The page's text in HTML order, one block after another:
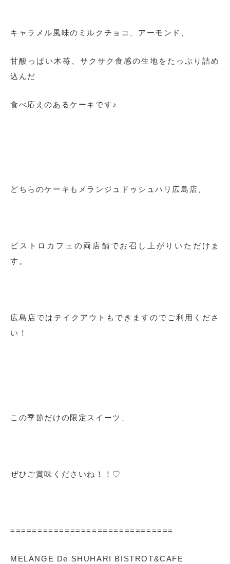
キャラメル風味のミルクチョコ、アーモンド、
甘酸っぱい木苺、サクサク食感の生地をたっぷり詰め
込んだ
食べ応えのあるケーキです♪
どちらのケーキもメランジュドゥシュハリ広島店、
ビストロカフェの両店舗でお召し上がりいただけま
す。
広島店ではテイクアウトもできますのでご利用くださ
い！
この季節だけの限定スイーツ、
ぜひご賞味くださいね！！♡
==============================
MELANGE De SHUHARI BISTROT&CAFE